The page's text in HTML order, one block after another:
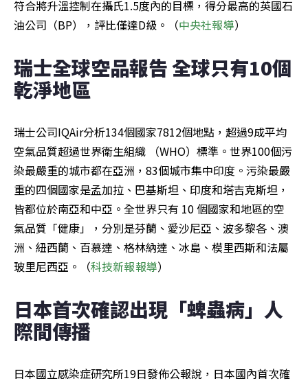
符合將升溫控制在攝氏1.5度內的目標，得分最高的英國石
油公司（BP），評比僅達D級。（中央社報導）
瑞士全球空品報告 全球只有10個
乾淨地區
瑞士公司IQAir分析134個國家7812個地點，超過9成平均
空氣品質超過世界衛生組織 （WHO）標準。世界100個污
染最嚴重的城市都在亞洲，83個城市集中印度。污染最嚴
重的四個國家是孟加拉、巴基斯坦、印度和塔吉克斯坦，
皆都位於南亞和中亞。全世界只有 10 個國家和地區的空
氣品質「健康」，分別是芬蘭、愛沙尼亞、波多黎各、澳
洲、紐西蘭、百慕達、格林納達、冰島、模里西斯和法屬
玻里尼西亞。（科技新報報導）
日本首次確認出現「蜱蟲病」人
際間傳播
日本國立感染症研究所19日發佈公報說，日本國內首次確